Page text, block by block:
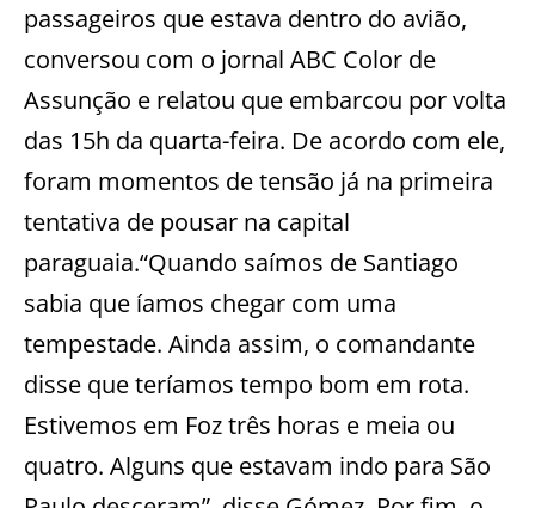
passageiros que estava dentro do avião,
conversou com o jornal ABC Color de
Assunção e relatou que embarcou por volta
das 15h da quarta-feira. De acordo com ele,
foram momentos de tensão já na primeira
tentativa de pousar na capital
paraguaia.“Quando saímos de Santiago
sabia que íamos chegar com uma
tempestade. Ainda assim, o comandante
disse que teríamos tempo bom em rota.
Estivemos em Foz três horas e meia ou
quatro. Alguns que estavam indo para São